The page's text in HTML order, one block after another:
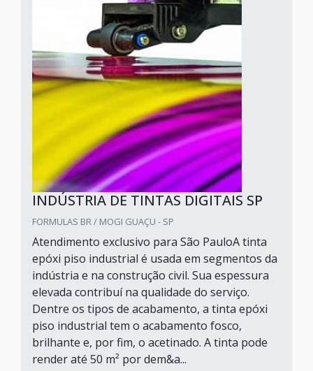
INDÚSTRIA DE TINTAS DIGITAIS SP
FORMULAS BR / MOGI GUAÇU - SP
Atendimento exclusivo para São PauloA tinta
epóxi piso industrial é usada em segmentos da
indústria e na construção civil. Sua espessura
elevada contribuí na qualidade do serviço.
Dentre os tipos de acabamento, a tinta epóxi
piso industrial tem o acabamento fosco,
brilhante e, por fim, o acetinado. A tinta pode
render até 50 m² por dem&a...